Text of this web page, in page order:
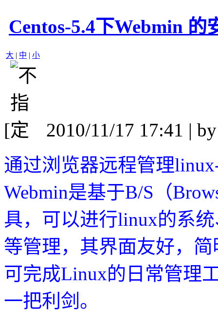
Centos-5.4下Webmin 的
大 | 中 | 小
[
2010/11/17 17:41 |
通过浏览器远程管理
Webmin是基于B/S（
具，可以进行linux的系
等管理，其界面友好，
可完成Linux的日常管理
一把利剑。